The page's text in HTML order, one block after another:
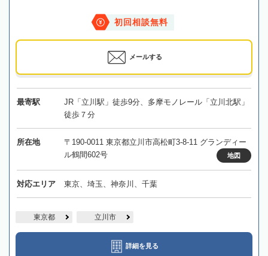
初回相談無料
メールする
最寄駅
JR「立川駅」徒歩9分、多摩モノレール「立川北駅」
徒歩７分
所在地
〒190-0011 東京都立川市高松町3-8-11 グランディー
ル鶴間602号
地図
対応エリア 東京、埼玉、神奈川、千葉
東京都 立川市
詳細を見る